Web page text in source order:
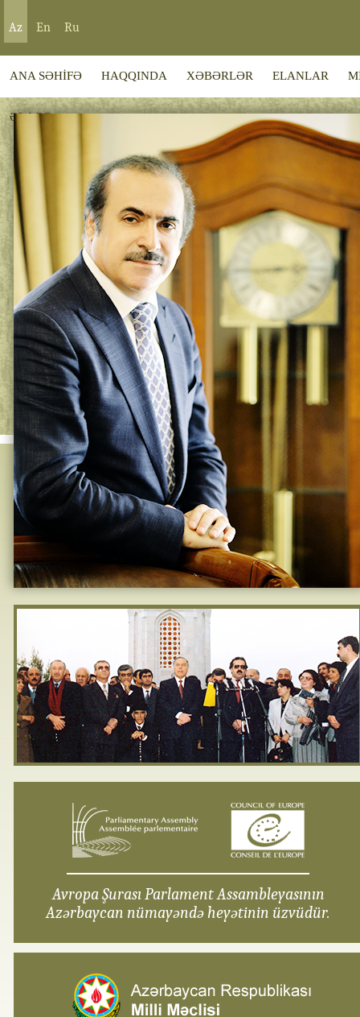
Az En Ru
ANA SƏHİFƏ HAQQINDA XƏBƏRLƏR ELANLAR
ƏLAQƏ
Avropa Şurası Parlament Assambleyasının
Azərbaycan nümayəndə heyətinin üzvüdür.